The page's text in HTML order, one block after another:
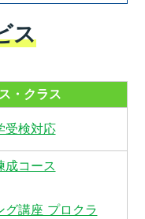
ス
・クラス
検対応
コース
講座 プロクラ